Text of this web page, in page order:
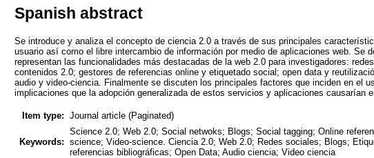
Spanish abstract
Se introduce y analiza el concepto de ciencia 2.0 a través de sus principales
usuario así como el libre intercambio de información por medio de aplicaciones web. Se
representan las funcionalidades más destacadas de la web 2.0 para investigadores:
contenidos 2.0; gestores de referencias online y etiquetado social; open data y
audio y video-ciencia. Finalmente se discuten los principales factores que inciden en el
implicaciones que la adopción generalizada de estos servicios y aplicaciones causarían
Item type: Journal article (Paginated)
Keywords:
Science 2.0; Web 2.0; Social netwoks; Blogs; Social tagging; Online
science; Video-science. Ciencia 2.0; Web 2.0; Redes sociales; Blogs;
referencias bibliográficas; Open Data; Audio ciencia; Video ciencia